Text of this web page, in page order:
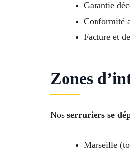
Garantie
Conformité
Facture et
Zones
Nos serruriers se
Marseille